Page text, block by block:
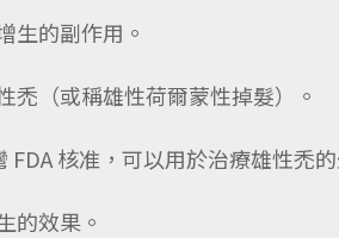
生的副作用。
（或稱雄性荷爾蒙性掉髮）。
核准，可以用於治療雄性禿
的效果。